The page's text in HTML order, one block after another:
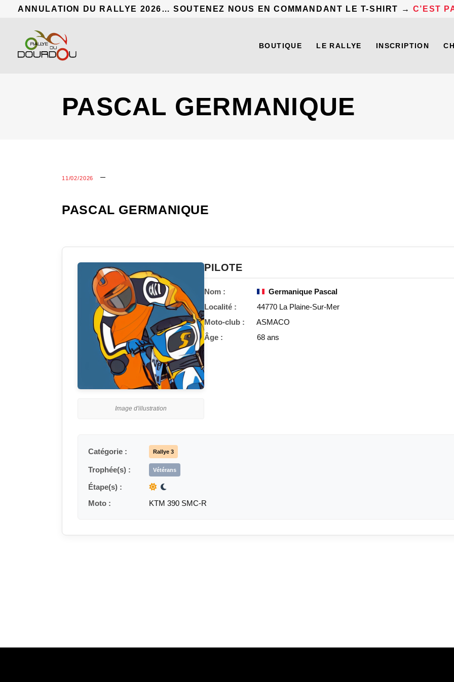
ANNULATION DU RALLYE 2026… SOUTENEZ NOUS EN COMMANDANT LE T-SHIRT → C’EST
BOUTIQUE LE RALLYE INSCRIPTION
PASCAL GERMANIQUE
11/02/2026
PASCAL GERMANIQUE
Image d'illustration
PILOTE
Nom :
Germanique Pascal
Localité :
44770 La Plaine-Sur-Mer
Moto-club :
ASMACO
Âge :
68 ans
Catégorie : Rallye 3
Trophée(s) : Vétérans
Étape(s) :
Moto :
KTM 390 SMC-R